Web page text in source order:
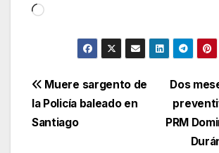
Cargando...
Navegación
de
Dos
PRM
Muere sargento de
la Policía baleado en
Santiago